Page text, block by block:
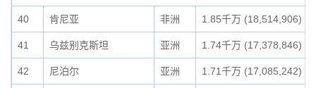
40 肯尼亚 非洲 1.85千万 (18,514,906)
41 乌兹别克斯坦 亚洲 1.74千万 (17,378,846)
42 尼泊尔 亚洲 1.71千万 (17,085,242)